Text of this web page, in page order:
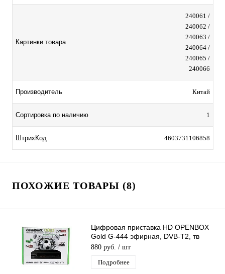
Картинки товара
240061 /
240062 /
240063 /
240064 /
240065 /
240066
Производитель Китай
Сортировка по наличию 1
ШтрихКод 4603731106858
ПОХОЖИЕ ТОВАРЫ (8)
Цифровая приставка HD OPENBOX
Gold G-444 эфирная, DVB-T2, тв
бесплатно, тюнер, ресивер, приемник
880 руб. / шт
Подробнее